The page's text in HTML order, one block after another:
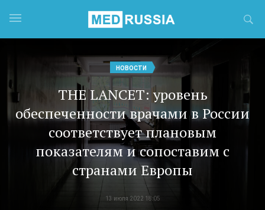
НОВОСТИ
THE LANCET: уровень
обеспеченности врачами в России
соответствует плановым
показателям и сопоставим с
странами Европы
13 июля 2022 18:05